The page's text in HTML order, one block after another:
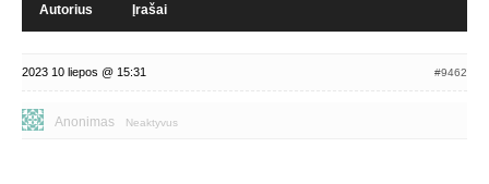
Autorius Įrašai
2023 10 liepos @ 15:31 #9462
Anonimas Neaktyvus